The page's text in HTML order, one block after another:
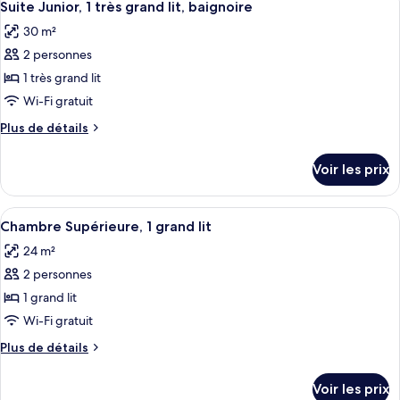
lit,
baignoire
Chambre
Exécutive,
grand
lit,
toutes
les
photos
pour
ce
type
de
Suite
Junior,
1
très
grand
lit,
baignoire
Suite Junior, 1 très grand lit, baignoire
30 m²
2 personnes
1 très grand lit
Wi-Fi gratuit
Plus de détails
Plus
le
type
de
Suite
Junior,
très
grand
baignoire
Voir les prix
Afficher
toutes
les
photos
pour
ce
type
de
Une chambre d’hôtel moderne
6
Chambre Supérieure, 1 grand lit
24 m²
2 personnes
1 grand lit
Wi-Fi gratuit
Plus de détails
Plus
Voir les prix